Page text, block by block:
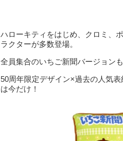
ハローキティをはじめ、クロミ、
ラクターが多数登場。
全員集合のいちご新聞バージョン
50周年限定デザイン×過去の人気
は今だけ！